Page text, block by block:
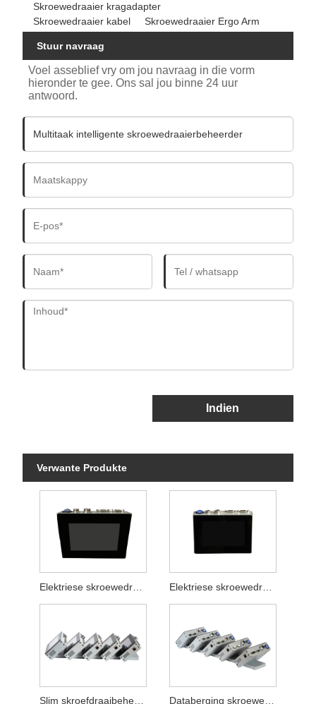
Skroewedraaier kragadapter
Skroewedraaier kabel
Skroewedraaier Ergo Arm
Stuur navraag
Voel asseblief vry om jou navraag in die vorm
hieronder te gee. Ons sal jou binne 24 uur
antwoord.
Indien
Verwante Produkte
Elektriese skroewedraaier Kragbeheerder Elektriese skroewedraaierbeheerder vir databerging
Slim skroefdraaibeheerder Databerging skroewedraaierbeheerder